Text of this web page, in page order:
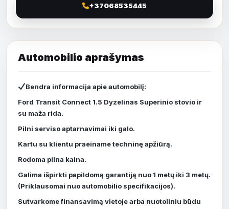
+37068535445
Bendra informacija apie automobilį:
Ford Transit Connect 1.5 Dyzelinas Superinio stovio ir
su maža rida.
Pilni serviso aptarnavimai iki galo.
Kartu su klientu praeiname techninę apžiūrą.
Rodoma pilna kaina.
Galima išpirkti papildomą garantiją nuo 1 metų iki 3 metų.
(Priklausomai nuo automobilio specifikacijos).
Sutvarkome finansavimą vietoje arba nuotoliniu būdu